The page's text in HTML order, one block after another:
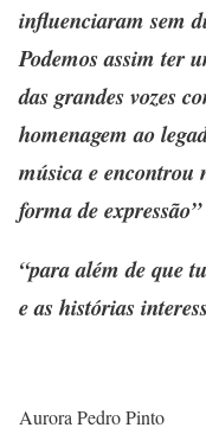
influenciaram sem
Podemos assim ter
das grandes vozes
homenagem ao
música e encontrou
forma de expressão”
“para além de que
e as histórias
Aurora Pedro Pinto